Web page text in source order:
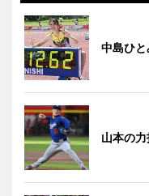
中島ひ
山本の